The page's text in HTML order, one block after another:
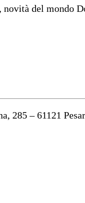
del mondo
285 – 61121